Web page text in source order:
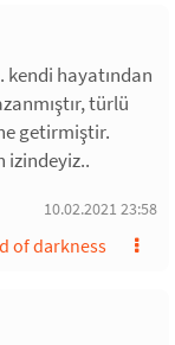
hayatından
türlü
getirmiştir.
izindeyiz..
10.02.2021 23:58
of darkness